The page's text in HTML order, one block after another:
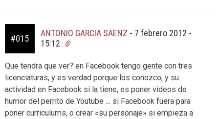
#015
ANTONIO GARCIA SAENZ - 7 febrero 2012 -
15:12
Que tendra que ver? en Facebook tengo gente con tres
licenciaturas, y es verdad porque los conozco, y su
actividad en Facebook si la tiene, es poner videos de
humor del perrito de Youtube … si Facebook fuera para
poner curriculums, o crear «su personaje» si empieza a